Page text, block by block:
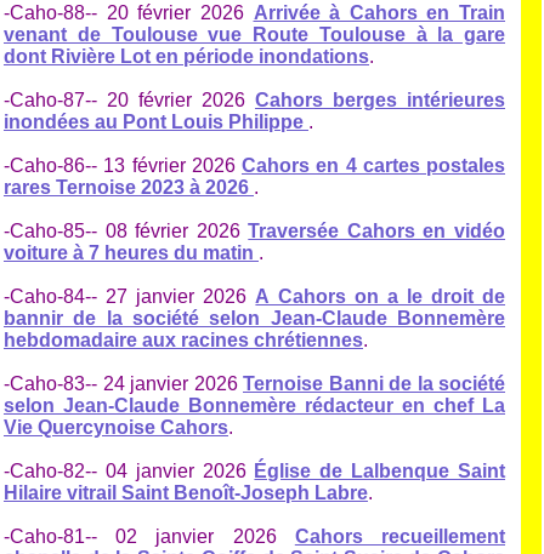
-Caho-88-- 20 février 2026 Arrivée à Cahors en Train
venant de Toulouse vue Route Toulouse à la gare
dont Rivière Lot en période inondations.
-Caho-87-- 20 février 2026 Cahors berges intérieures
inondées au Pont Louis Philippe .
-Caho-86-- 13 février 2026 Cahors en 4 cartes postales
rares Ternoise 2023 à 2026 .
-Caho-85-- 08 février 2026Traversée Cahors en vidéo
voiture à 7 heures du matin .
-Caho-84-- 27 janvier 2026 A Cahors on a le droit de
bannir de la société selon Jean-Claude Bonnemère
hebdomadaire aux racines chrétiennes.
-Caho-83-- 24 janvier 2026 Ternoise Banni de la société
selon Jean-Claude Bonnemère rédacteur en chef La
Vie Quercynoise Cahors.
-Caho-82-- 04 janvier 2026 Église de Lalbenque Saint
Hilaire vitrail Saint Benoît-Joseph Labre.
-Caho-81-- 02 janvier 2026 Cahors recueillement